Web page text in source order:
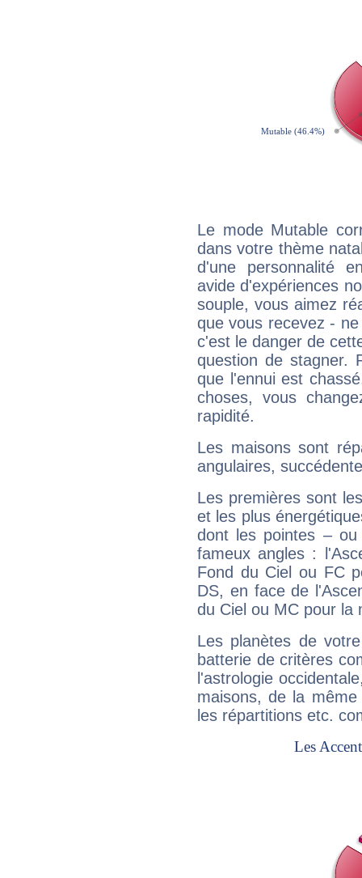
Le mode Mutable
dans votre thème
d'une personnalité
avide d'expériences
souple, vous aimez
que vous recevez -
c'est le danger de
question de stagner.
que l'ennui est
choses, vous
rapidité.
Les maisons sont
angulaires,
Les premières sont
et les plus
dont les pointes –
fameux angles :
Fond du Ciel ou FC
DS, en face de
du Ciel ou MC pour la
Les planètes de
batterie de critères
l'astrologie
maisons, de la
les répartitions etc.